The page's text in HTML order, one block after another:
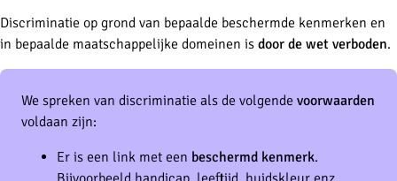
Discriminatie op grond van bepaalde beschermde kenmerken en
in bepaalde maatschappelijke domeinen is door de wet verboden.
We spreken van discriminatie als de volgende voorwaarden
voldaan zijn:
Er is een link met een beschermd kenmerk.